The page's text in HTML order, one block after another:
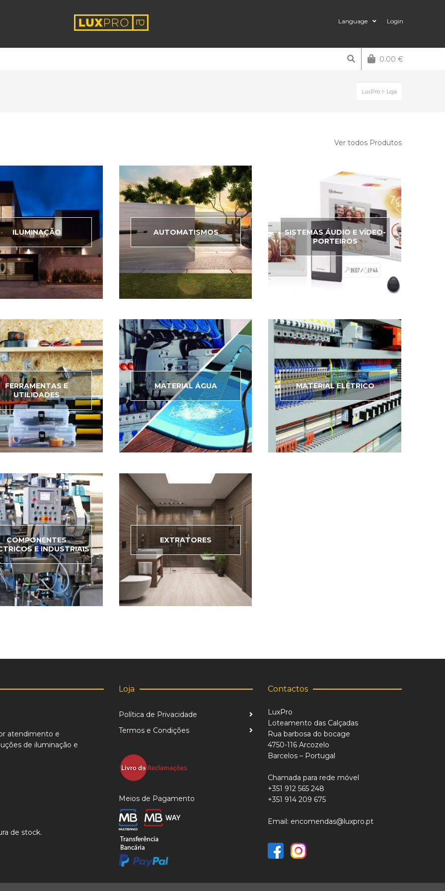
Language Login
0.00 €
LuxPro > Loja
Ver todos Produtos
ILUMINAÇÃO AUTOMATISMOS
SISTEMAS ÁUDIO E VÍDEO-
PORTEIROS
FERRAMENTAS E
UTILIDADES
MATERIAL ÁGUA MATERIAL ELÉTRICO
COMPONENTES
E INDUSTRIAIS
EXTRATORES
atendimento e
de iluminação e
de stock.
Loja
Política de Privacidade
Termos e Condições
Meios de Pagamento
Contactos
LuxPro
Loteamento das Calçadas
Rua barbosa do bocage
4750-116 Arcozelo
Barcelos – Portugal
Chamada para rede móvel
+351 912 565 248
+351 914 209 675
Email: encomendas@luxpro.pt